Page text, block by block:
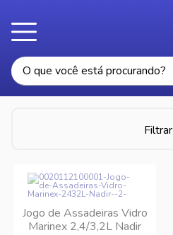
Filtrar
Jogo de Assadeiras Vidro
Marinex 2,4/3,2L Nadir